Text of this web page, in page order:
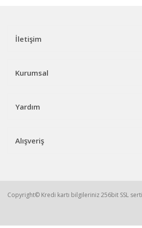
İletişim
Kurumsal
Yardım
Alışveriş
Copyright© Kredi kartı bilgileriniz 256bit SSL